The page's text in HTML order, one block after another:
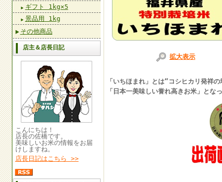
ギフト 1kg×5
景品用 1kg
その他商品
店主＆店長日記
こんにちは！
店長の佐橋です。
美味しいお米の情報をお届
けしますね。
店長日記はこちら >>
拡大表示
「いちほまれ」とは“コシヒカリ発祥
「日本一美味しい誉れ高きお米」とな